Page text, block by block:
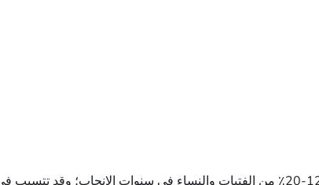
متلازمة تكيس المبايض هي حالة هرمونية شائعة تؤثر على حوالي 12-20٪ من الفتيات